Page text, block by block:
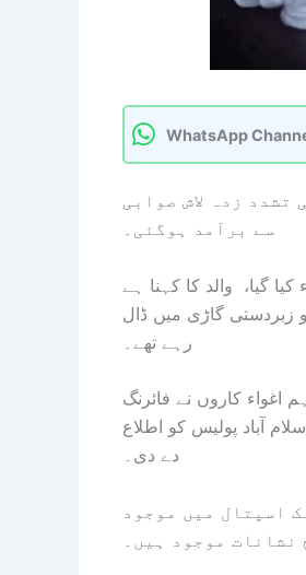
WhatsApp
تشدد زدہ لاش صوابی
سے برآمد ہوگئی۔
گیا، والد کا کہنا ہے
زبردستی گاڑی میں ڈال
رہے تھے۔
اغواء کاروں نے فائرنگ
آباد پولیس کو اطلاع
دے دی۔
اسپتال میں موجود
نشانات موجود ہیں۔